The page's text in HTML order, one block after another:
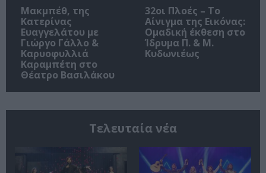
Μακμπέθ, της
Κατερίνας
Ευαγγελάτου με
Γιώργο Γάλλο &
Καρυοφυλλιά
Καραμπέτη στο
Θέατρο Βασιλάκου
32οι Πλοές – Το
Αίνιγμα της Εικόνας:
Ομαδική έκθεση στο
Ίδρυμα Π. & Μ.
Κυδωνιέως
Τελευταία νέα